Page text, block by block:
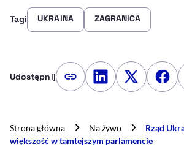
Tagi UKRAINA ZAGRANICA
Udostępnij Kopiuj link artykułu
Udostępnij na
Udostępnij
Strona główna Na żywo
Rząd
większość w tamtejszym parlamencie